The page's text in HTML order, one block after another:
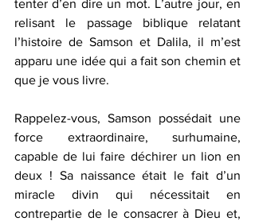
tenter d’en dire un mot. L’autre jour, en
relisant le passage biblique relatant
l’histoire de Samson et Dalila, il m’est
apparu une idée qui a fait son chemin et
que je vous livre.
Rappelez-vous, Samson possédait une
force extraordinaire, surhumaine,
capable de lui faire déchirer un lion en
deux ! Sa naissance était le fait d’un
miracle divin qui nécessitait en
contrepartie de le consacrer à Dieu et,